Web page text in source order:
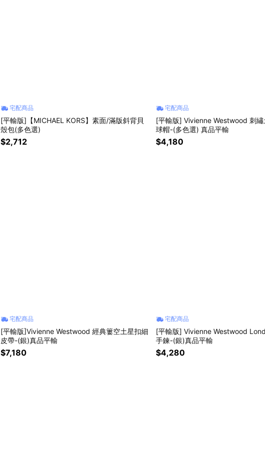
宅配商品
[平輸版]【MICHAEL KORS】素面/滿版斜背貝
殼包(多色選)
$2,712
宅配商品
[平輸版] Vivienne Westwood 刺繡
球帽-(多色選) 真品平輸
$4,180
宅配商品
[平輸版]Vivienne Westwood 經典簍空土星扣細
皮帶-(銀)真品平輸
$7,180
宅配商品
[平輸版] Vivienne Westwood
手鍊-(銀)真品平輸
$4,280